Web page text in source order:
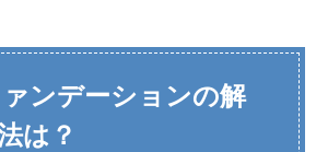
ンデーションの解
は？